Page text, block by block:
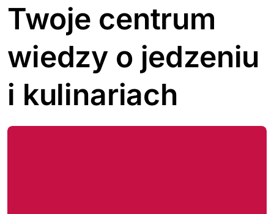
Twoje centrum
wiedzy o jedzeniu
i kulinariach